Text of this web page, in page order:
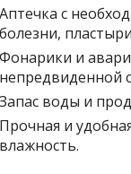
Аптечка с
болезни,
Фонарики и
непредвиденной
Запас воды и
Прочная и
влажность.